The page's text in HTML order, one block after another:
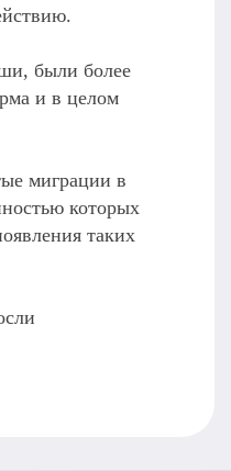
были более
и в целом
миграции в
которых
таких